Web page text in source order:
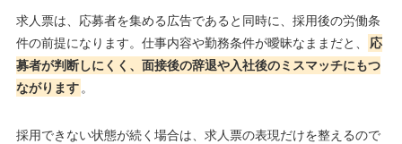
求人票は、応募者を集める広告であると同時に、採用後の労働条
件の前提になります。仕事内容や勤務条件が曖昧なままだと、
応
募者が判断しにくく、面接後の辞退や入社後のミスマッチにもつ
ながります 。
採用できない状態が続く場合は、求人票の表現だけを整えるので